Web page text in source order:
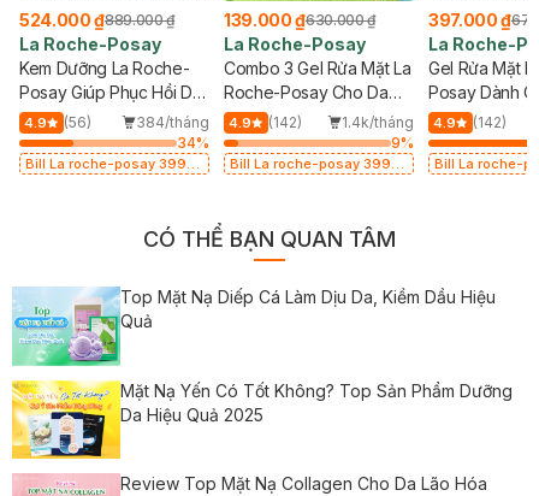
524.000 ₫889.000 ₫
La Roche-Posay
Kem Dưỡng La Roche-
Posay Giúp Phục Hồi Da
Đa Công Dụng 100ml
4.9 (56)
384/tháng
34%
Bill La roche-posay 399K
139.000 ₫630.000 ₫
La Roche-Posay
Combo 3 Gel Rửa Mặt La
Roche-Posay Cho Da
Dầu Nhạy Cảm 50ml
4.9 (142)
1.4k/tháng
9%
Bill La roche-posay 399K
397.000 ₫
La Roche-
Gel Rửa Mặt
Posay Dành
Dầu, Nhạy
4.9 (142)
Bill La roche-
CÓ THỂ BẠN QUAN TÂM
Top Mặt Nạ Diếp Cá Làm Dịu Da, Kiềm Dầu Hiệu
Quả
Mặt Nạ Yến Có Tốt Không? Top Sản Phẩm Dưỡng
Da Hiệu Quả 2025
Review Top Mặt Nạ Collagen Cho Da Lão Hóa